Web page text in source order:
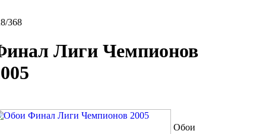
368
Лиги Чемпионов
Обои